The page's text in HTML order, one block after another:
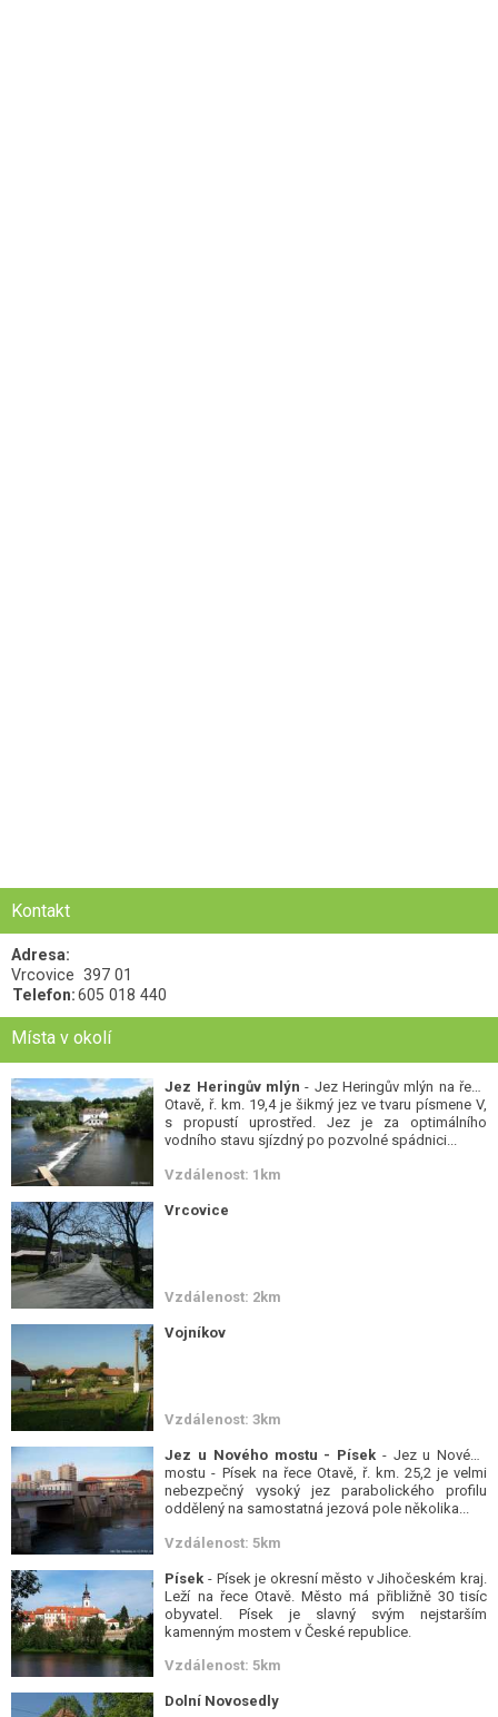
Kontakt
Adresa:
Vrcovice 397 01
Telefon:605 018 440
Místa v okolí
Jez Heringův mlýn - Jez Heringův mlýn na řece
Otavě, ř. km. 19,4 je šikmý jez ve tvaru písmene V,
s propustí uprostřed. Jez je za optimálního
vodního stavu sjízdný po pozvolné spádnici...
Vzdálenost: 1km
Vrcovice
Vzdálenost: 2km
Vojníkov
Vzdálenost: 3km
Jez u Nového mostu - Písek - Jez u Nového
mostu - Písek na řece Otavě, ř. km. 25,2 je velmi
nebezpečný vysoký jez parabolického profilu
oddělený na samostatná jezová pole několika...
Vzdálenost: 5km
Písek - Písek je okresní město v Jihočeském kraj.
Leží na řece Otavě. Město má přibližně 30 tisíc
obyvatel. Písek je slavný svým nejstarším
kamenným mostem v České republice.
Vzdálenost: 5km
Dolní Novosedly